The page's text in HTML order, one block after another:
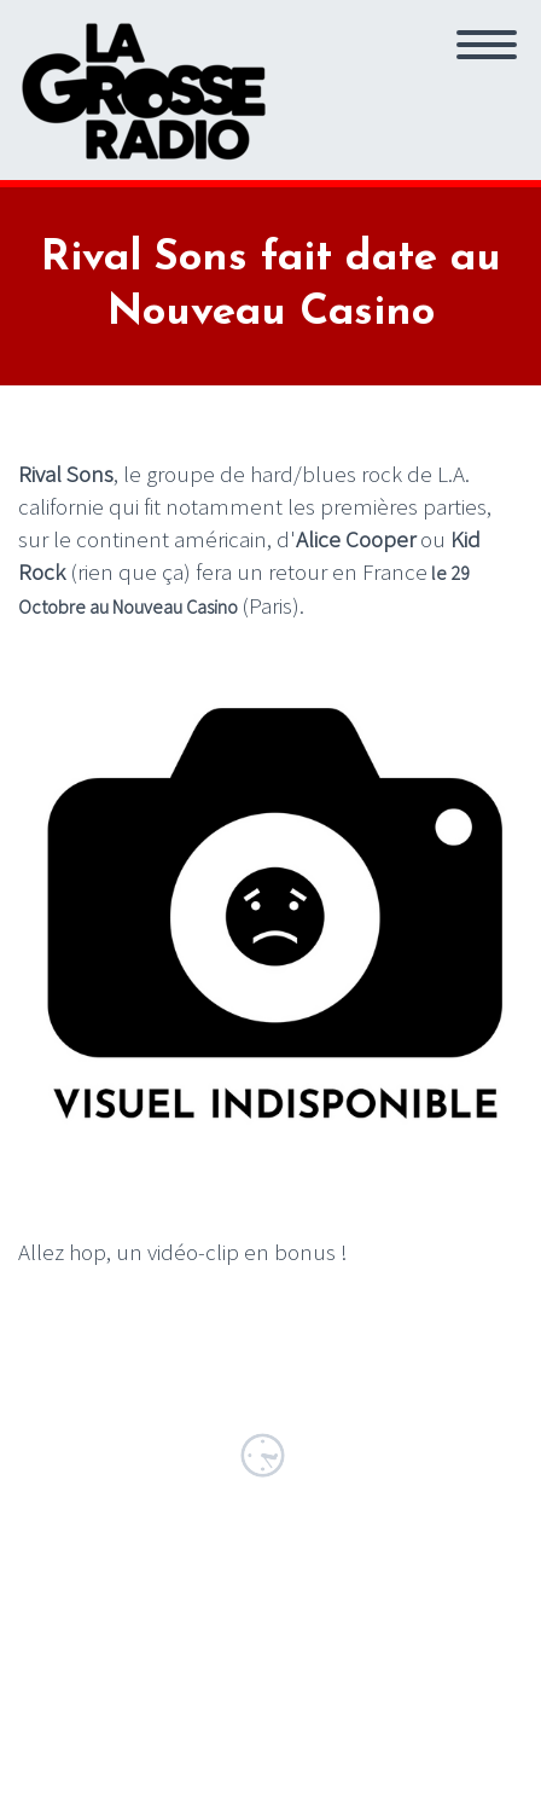
Rival Sons fait date au
Nouveau Casino
Rival Sons, le groupe de hard/blues rock de L.A.
californie qui fit notamment les premières parties,
sur le continent américain, d'Alice Cooperou Kid
Rock(rien que ça) fera un retour en France le 29
Octobre au Nouveau Casino (Paris).
Allez hop, un vidéo-clip en bonus !